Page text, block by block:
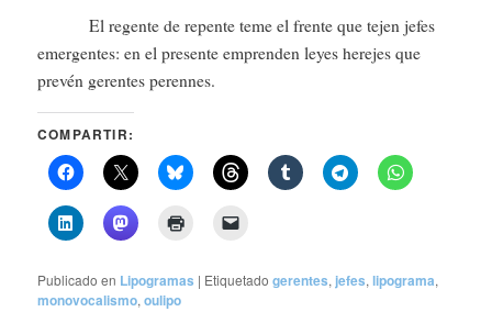
El regente de repente teme el frente que tejen jefes
emergentes: en el presente emprenden leyes herejes que
prevén gerentes perennes.
COMPARTIR:
Publicado en Lipogramas | Etiquetado gerentes, jefes,lipograma,
monovocalismo,oulipo